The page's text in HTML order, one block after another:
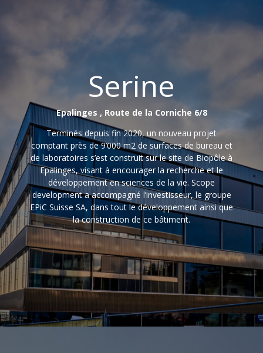
Serine
Epalinges , Route de la Corniche 6/8
Terminés depuis fin 2020, un nouveau projet
comptant près de 9’000 m2 de surfaces de bureau et
de laboratoires s’est construit sur le site de Biopôleà
Epalinges, visant à encourager la recherche et le
développement en sciences de la vie. Scope
developmenta accompagné l’investisseur, le groupe
EPiC Suisse SA, dans tout le développement ainsi que
la construction de ce bâtiment.